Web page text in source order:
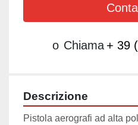
o Chiama + 39
Descrizione
Pistola aerografi ad alta